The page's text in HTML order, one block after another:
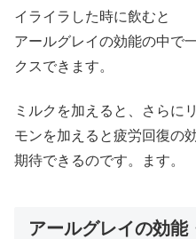
イライラした時に飲むと
アールグレイの効能の中で
クスできます。
ミルクを加えると、さらに
モンを加えると疲労回復の
期待できるのです。ます。
アールグレイの効能